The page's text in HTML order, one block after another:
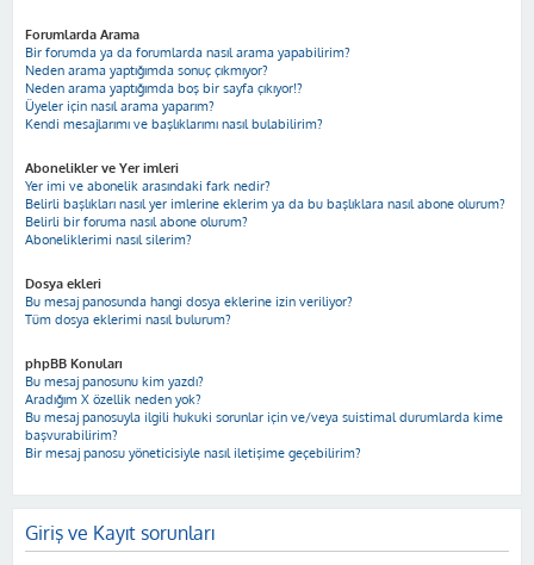
Forumlarda Arama
Bir forumda ya da forumlarda nasıl arama yapabilirim?
Neden arama yaptığımda sonuç çıkmıyor?
Neden arama yaptığımda boş bir sayfa çıkıyor!?
Üyeler için nasıl arama yaparım?
Kendi mesajlarımı ve başlıklarımı nasıl bulabilirim?
Abonelikler ve Yer imleri
Yer imi ve abonelik arasındaki fark nedir?
Belirli başlıkları nasıl yer imlerine eklerim ya da bu başlıklara nasıl abone olurum?
Belirli bir foruma nasıl abone olurum?
Aboneliklerimi nasıl silerim?
Dosya ekleri
Bu mesaj panosunda hangi dosya eklerine izin veriliyor?
Tüm dosya eklerimi nasıl bulurum?
phpBB Konuları
Bu mesaj panosunu kim yazdı?
Aradığım X özellik neden yok?
Bu mesaj panosuyla ilgili hukuki sorunlar için ve/veya suistimal durumlarda kime
başvurabilirim?
Bir mesaj panosu yöneticisiyle nasıl iletişime geçebilirim?
Giriş ve Kayıt sorunları